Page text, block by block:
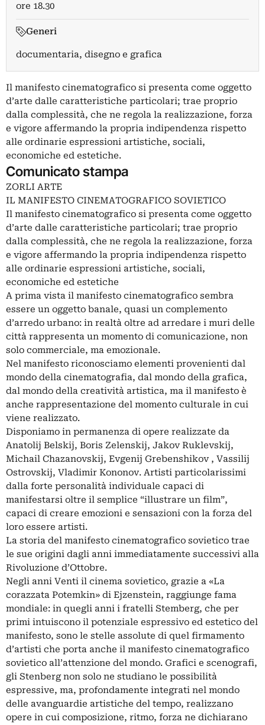
ore 18.30
Generi
documentaria, disegno e grafica
Il manifesto cinematografico si presenta come oggetto
d’arte dalle caratteristiche particolari; trae proprio
dalla complessità, che ne regola la realizzazione, forza
e vigore affermando la propria indipendenza rispetto
alle ordinarie espressioni artistiche, sociali,
economiche ed estetiche.
Comunicato stampa
ZORLI ARTE
IL MANIFESTO CINEMATOGRAFICO SOVIETICO
Il manifesto cinematografico si presenta come oggetto
d’arte dalle caratteristiche particolari; trae proprio
dalla complessità, che ne regola la realizzazione, forza
e vigore affermando la propria indipendenza rispetto
alle ordinarie espressioni artistiche, sociali,
economiche ed estetiche
A prima vista il manifesto cinematografico sembra
essere un oggetto banale, quasi un complemento
d’arredo urbano: in realtà oltre ad arredare i muri delle
città rappresenta un momento di comunicazione, non
solo commerciale, ma emozionale.
Nel manifesto riconosciamo elementi provenienti dal
mondo della cinematografia, dal mondo della grafica,
dal mondo della creatività artistica, ma il manifesto è
anche rappresentazione del momento culturale in cui
viene realizzato.
Disponiamo in permanenza di opere realizzate da
Anatolij Belskij, Boris Zelenskij, Jakov Ruklevskij,
Michail Chazanovskij, Evgenij Grebenshikov , Vassilij
Ostrovskij, Vladimir Kononov. Artisti particolarissimi
dalla forte personalità individuale capaci di
manifestarsi oltre il semplice “illustrare un film”,
capaci di creare emozioni e sensazioni con la forza del
loro essere artisti.
La storia del manifesto cinematografico sovietico trae
le sue origini dagli anni immediatamente successivi alla
Rivoluzione d’Ottobre.
Negli anni Venti il cinema sovietico, grazie a «La
corazzata Potemkin» di Ejzenstein, raggiunge fama
mondiale: in quegli anni i fratelli Stemberg, che per
primi intuiscono il potenziale espressivo ed estetico del
manifesto, sono le stelle assolute di quel firmamento
d’artisti che porta anche il manifesto cinematografico
sovietico all’attenzione del mondo. Grafici e scenografi,
gli Stenberg non solo ne studiano le possibilità
espressive, ma, profondamente integrati nel mondo
delle avanguardie artistiche del tempo, realizzano
opere in cui composizione, ritmo, forza ne dichiarano